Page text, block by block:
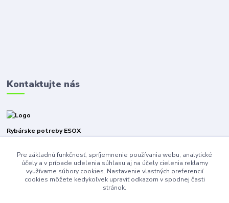
Kontaktujte nás
Rybárske potreby ESOX
+421940316471
esoxnz@gmail.com
Pre základnú funkčnosť, spríjemnenie používania webu, analytické
účely a v prípade udelenia súhlasu aj na účely cielenia reklamy
využívame súbory cookies. Nastavenie vlastných preferencií
cookies môžete kedykoľvek upraviť odkazom v spodnej časti
stránok.